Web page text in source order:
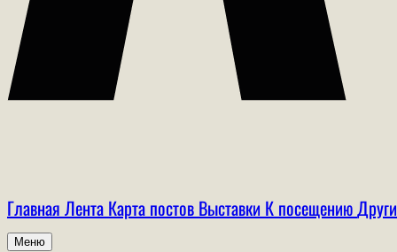
Главная Лента Карта постов Выставки К посещению
Меню